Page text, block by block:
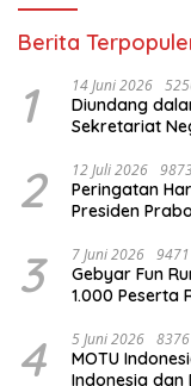
Berita
1 14 Juni 2026
Diundang
Sekretariat
2 12 Juli 2026
Peringatan
Presiden
3 7 Juni 2026
Gebyar Fun
1.000 Peserta
4 5 Juni 2026
MOTU
Indonesia dan